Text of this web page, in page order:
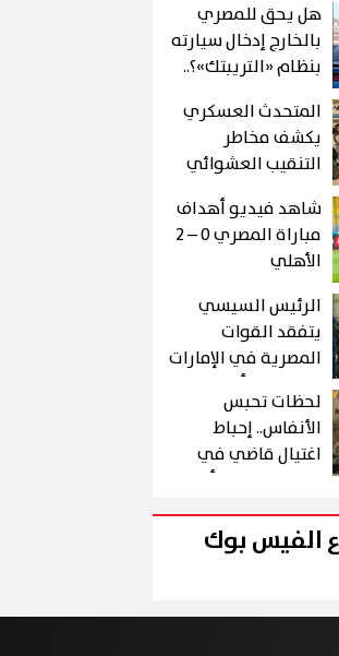
هل يحق للمصري
بالخارج إدخال سيارته
بنظام «التريبتك»؟..
المتحدث العسكري
يكشف مخاطر
التنقيب العشوائي
عن الذهب في "درع
الجنوب"
شاهد فيديو أهداف
مباراة المصري 0 – 2
الأهلي
الرئيس السيسي
يتفقد القوات
المصرية في الإمارات
خلال زيارة أخوية
لحظات تحبس
الأنفاس.. إحباط
اغتيال قاضي في
الحلقة 10 من رأس
الأفعى
الفيس بوك